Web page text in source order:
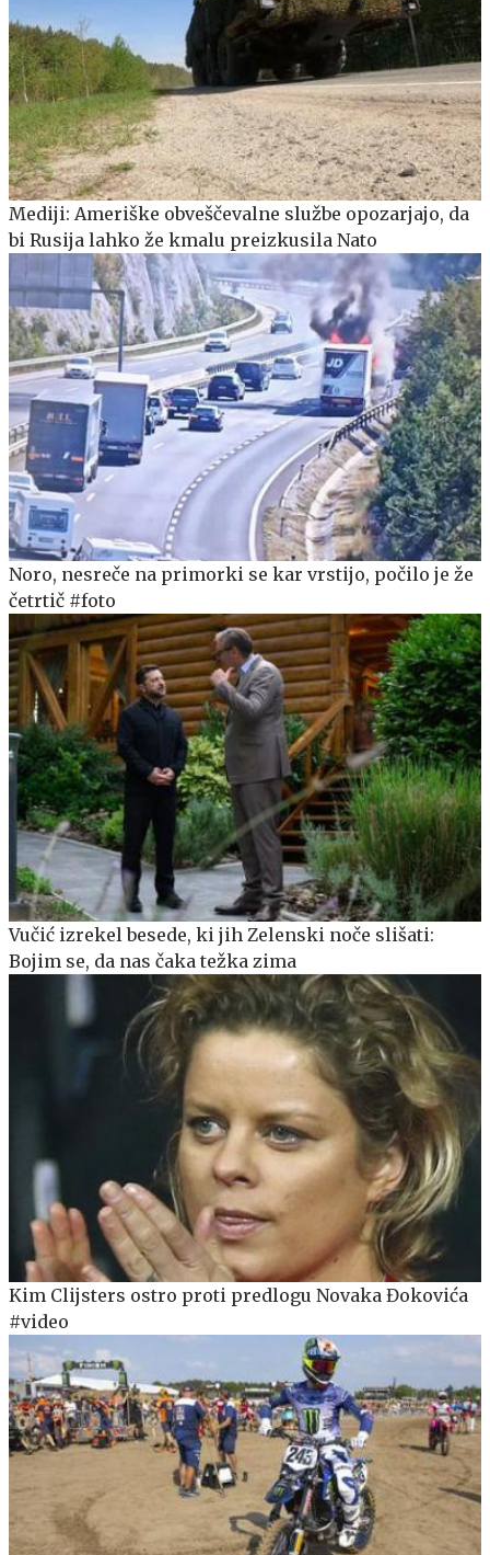
Mediji: Ameriške obveščevalne službe opozarjajo, da
bi Rusija lahko že kmalu preizkusila Nato
Noro, nesreče na primorki se kar vrstijo, počilo je že
četrtič #foto
Vučić izrekel besede, ki jih Zelenski noče slišati:
Bojim se, da nas čaka težka zima
Kim Clijsters ostro proti predlogu Novaka Đokovića
#video